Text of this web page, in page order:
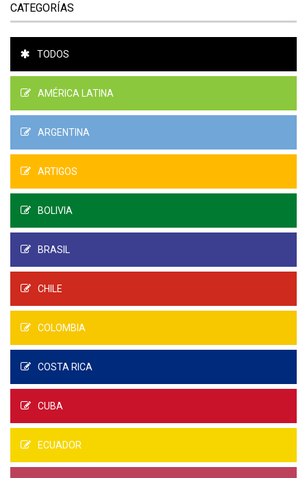
CATEGORÍAS
TODOS
AMÉRICA LATINA
ARGENTINA
ARTIGOS
BOLIVIA
BRASIL
CHILE
COLOMBIA
COSTA RICA
CUBA
ECUADOR